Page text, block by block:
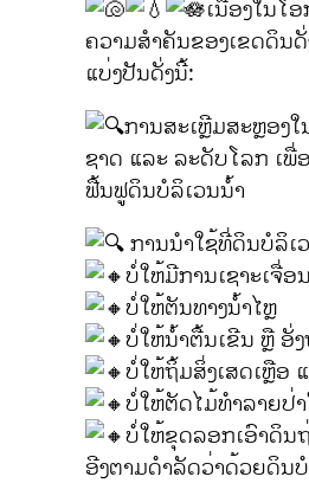
ເນື່ອງໃນໂ
ຄວາມສຳຄັນຂອງເຂດດິນ
ແບ່ງປັນດັ່ງນີ້:
ການສະເຫຼີມສະຫຼອງ
ຊາດ ແລະ ລະດັບໂລກ ເ
ຟື້ນຟູດິນບໍລິເວນນໍ້າ
ການນໍາໃຊ້ທີ່ດິນບໍລິເ
ບໍ່ໃຫ້ມີການເຊາະເຈື່ອນ
ບໍ່ໃຫ້ຕັນທາງນໍ້າໄຫຼ
ບໍ່ໃຫ້ນໍ້າຕື້ນເຂີນ ຫຼື ອັ່
ບໍ່ໃຫ້ຖິ້ມສິ່ງເສດເຫຼືອ
ບໍ່ໃຫ້ຕັດໄມ້ທຳລາຍປ່
ບໍ່ໃຫ້ຂຸດລອກເອົາດິນ
ອີງຕາມດໍາລັດວ່າດ້ວຍດິນ